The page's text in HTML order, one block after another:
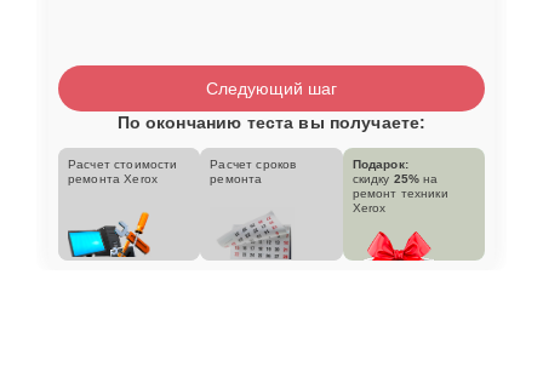
Следующий шаг
По окончанию теста вы получаете:
Расчет стоимости
ремонта Xerox
Расчет сроков
ремонта
Подарок:
скидку 25% на
ремонт техники
Xerox